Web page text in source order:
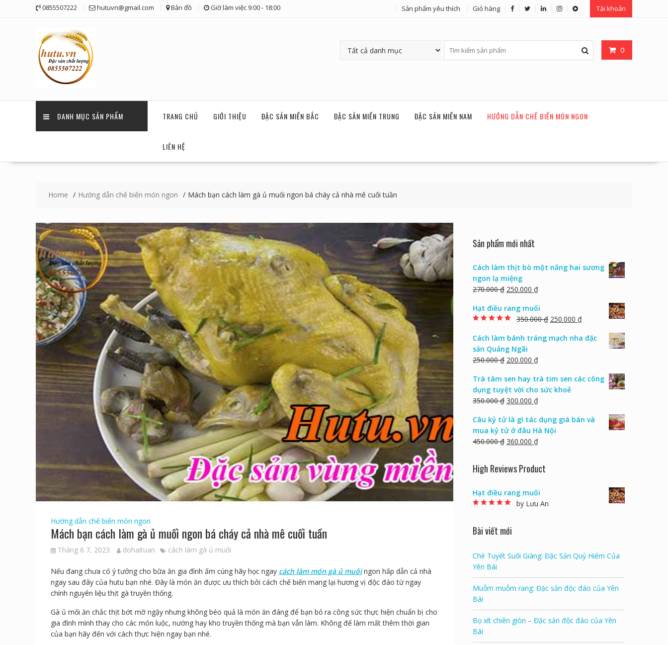
0855507222 hutuvn@gmail.com Bản đồ Giờ làm việc 9:00 - 18:00 Sản phẩm yêu thích Giỏ hàng Tài khoản
0
DANH MỤC SẢN PHẨM TRANG CHỦ GIỚI THIỆU ĐẶC SẢN MIỀN BẮC ĐẶC SẢN MIỀN TRUNG ĐẶC SẢN MIỀN NAM HƯỚNG DẪN CHẾ BIẾN MÓN NGON
LIÊN HỆ
Home Hướng dẫn chế biến món ngon Mách bạn cách làm gà ủ muối ngon bá cháy cả nhà mê cuối tuần
Hướng dẫn chế biến món ngon
Mách bạn cách làm gà ủ muối ngon bá cháy cả nhà mê cuối tuần
Tháng 6 7, 2023 dohaituan cách làm gà ủ muối
Nếu đang chưa có ý tưởng cho bữa ăn gia đình ấm cúng hãy học ngay cách làm món gà ủ muốingon hấp dẫn cả nhà
ngay sau đây của hutu bạn nhé. Đây là món ăn được ưu thích bởi cách chế biến mang lại hương vị độc đáo từ ngay
chính nguyên liệu thịt gà truyền thống.
Gà ủ mối ăn chắc thịt bớt mỡ ngậy nhưng không béo quả là món ăn đáng để bạn bỏ ra công sức thực hiện chuẩn bị cho
gia đình mình thay cho các món luộc, nướng hay kho truyền thống mà bạn vẫn làm. Không để làm mất thêm thời gian
của bạn hãy đến với cách thực hiện ngay bạn nhé.
Sản phẩm mới nhất
Cách làm thịt bò một nắng hai sương
ngon lạ miệng
270.000₫ 250.000 ₫
Hạt điều rang muối
350.000₫ 250.000 ₫
Cách làm bánh tráng mạch nha đặc
sản Quảng Ngãi
250.000₫ 200.000 ₫
Trà tâm sen hay trà tim sen các công
dụng tuyệt vời cho sức khoẻ
350.000₫ 300.000 ₫
Câu kỷ tử là gì tác dụng giá bán và
mua kỷ tử ở đâu Hà Nội
450.000₫ 360.000 ₫
High Reviews Product
Hạt điều rang muối
by Lưu An
Bài viết mới
Chè Tuyết Suối Giàng: Đặc Sản Quý Hiếm Của
Yên Bái
Muỗm muỗm rang: Đặc sản độc đáo của Yên
Bái
Bọ xít chiên giòn – Đặc sản độc đáo của Yên
Bái